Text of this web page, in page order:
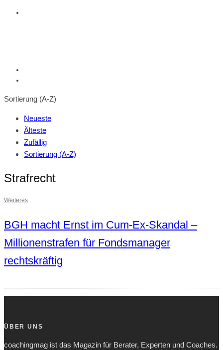
Sortierung (A-Z)
Neueste
Älteste
Zufällig
Sortierung (A-Z)
Strafrecht
Weiteres
BGH macht Ernst im Cum-Ex-Skandal –
Millionenstrafen für Fondsmanager
rechtskräftig
ÜBER UNS
coachingmag ist das Magazin für Berater, Experten und Coaches.